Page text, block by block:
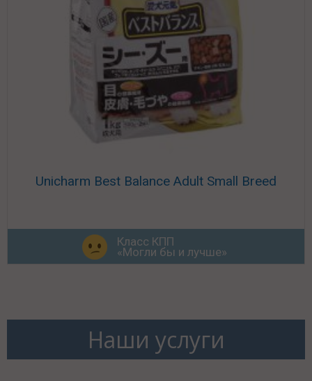
Unicharm Best Balance Adult Small Breed
Класс КПП
«Могли бы и лучше»
Наши услуги